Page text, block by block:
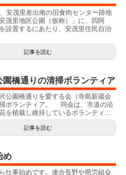
安茂里差出南の旧食肉センター跡地
茂里地区公園（仮称）」に、四阿
設置するにあたり、安茂里住民自治
記事を読む
園橋通りの清掃ボランティア
公園橋通りを愛する会（寺島新蔵会
ボランティア。 同会は、市道の沿
を植栽し維持しているボランティ...
記事を読む
め
仕事始めです。連合長野や県労組会